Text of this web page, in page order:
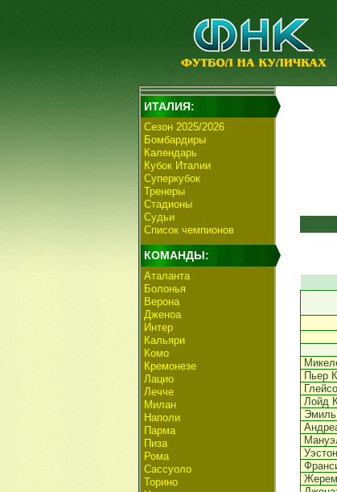
ИТАЛИЯ:
Сезон 2025/2026
Бомбардиры
Календарь
Кубок Италии
Суперкубок
Тренеры
Стадионы
Судьи
Список чемпионов
КОМАНДЫ:
Аталанта
Болонья
Верона
Дженоа
Интер
Кальяри
Комо
Кремонезе
Лацио
Лечче
Милан
Наполи
Парма
Пиза
Рома
Сассуоло
Торино
Пьер
Лойд